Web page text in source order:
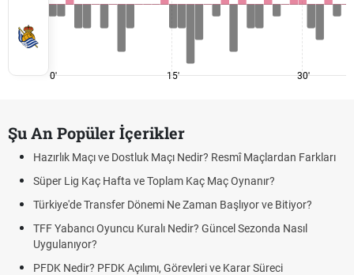
0' 15' 30'
Şu An Popüler İçerikler
Hazırlık Maçı ve Dostluk Maçı Nedir? Resmî Maçlardan Farkları
Süper Lig Kaç Hafta ve Toplam Kaç Maç Oynanır?
Türkiye'de Transfer Dönemi Ne Zaman Başlıyor ve Bitiyor?
TFF Yabancı Oyuncu Kuralı Nedir? Güncel Sezonda Nasıl
Uygulanıyor?
PFDK Nedir? PFDK Açılımı, Görevleri ve Karar Süreci